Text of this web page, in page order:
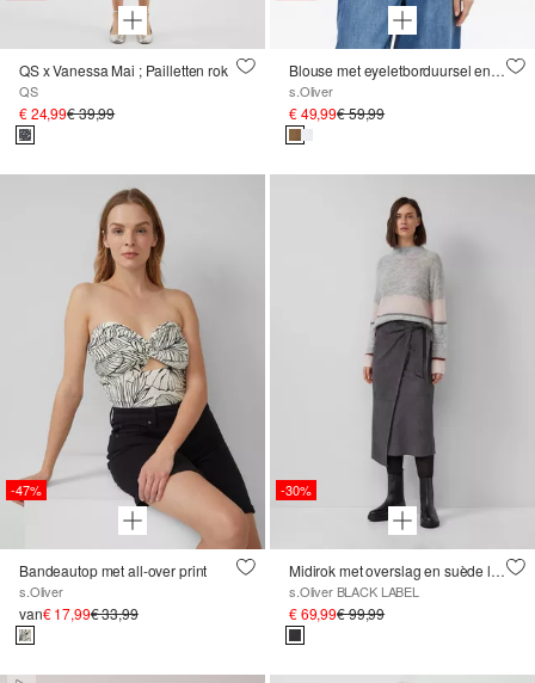
QS x Vanessa Mai ; Pailletten rok
QS
€ 24,99€ 39,99
Blouse met eyeletborduursel en ballonmouwen
s.Oliver
€ 49,99€ 59,99
-47%
Bandeautop met all-over print
s.Oliver
van€ 17,99€ 33,99
-30%
Midirok met overslag en suède look
s.Oliver BLACK LABEL
€ 69,99€ 99,99